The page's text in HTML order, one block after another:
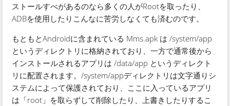
ストールすべがあるのなら多くの人がRootを取ったり、
ADBを使用したりこんなに苦労しなくても済むのです。
もともとAndroidに含まれている Mms.apk は /system/app
というディレクトリに格納されており、一方で通常後から
インストールされるアプリは /data/app というディレクト
リに配置されます。/system/appディレクトリは文字通りシ
ステムによって保護されており、ここに入っているアプリ
は「root」を取らずして削除したり、上書きしたりするこ